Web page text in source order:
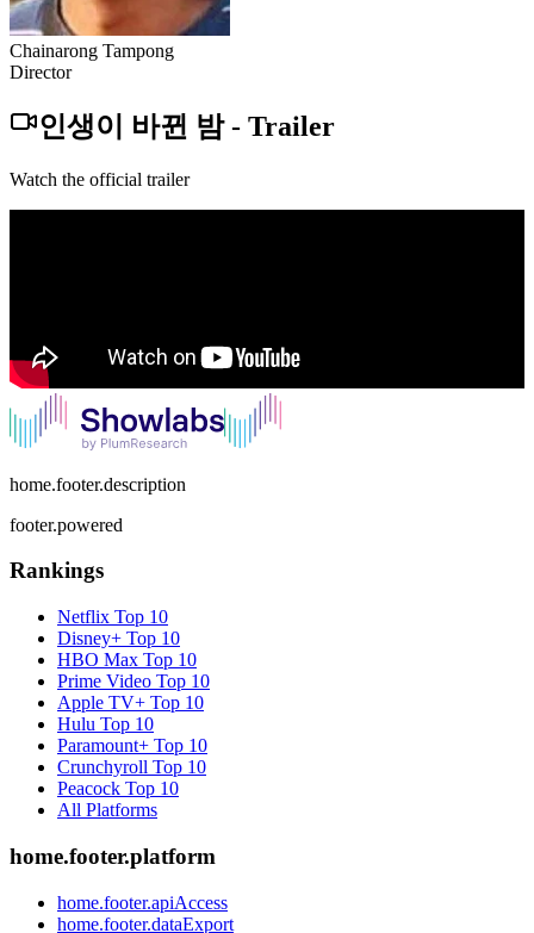
Chainarong Tampong
Director
인생이 바뀐 밤- Trailer
Watch the official trailer
home.footer.description
footer.powered
Rankings
Netflix Top 10
Disney+ Top 10
HBO Max Top 10
Prime Video Top 10
Apple TV+ Top 10
Hulu Top 10
Paramount+ Top 10
Crunchyroll Top 10
Peacock Top 10
All Platforms
home.footer.platform
home.footer.apiAccess
home.footer.dataExport